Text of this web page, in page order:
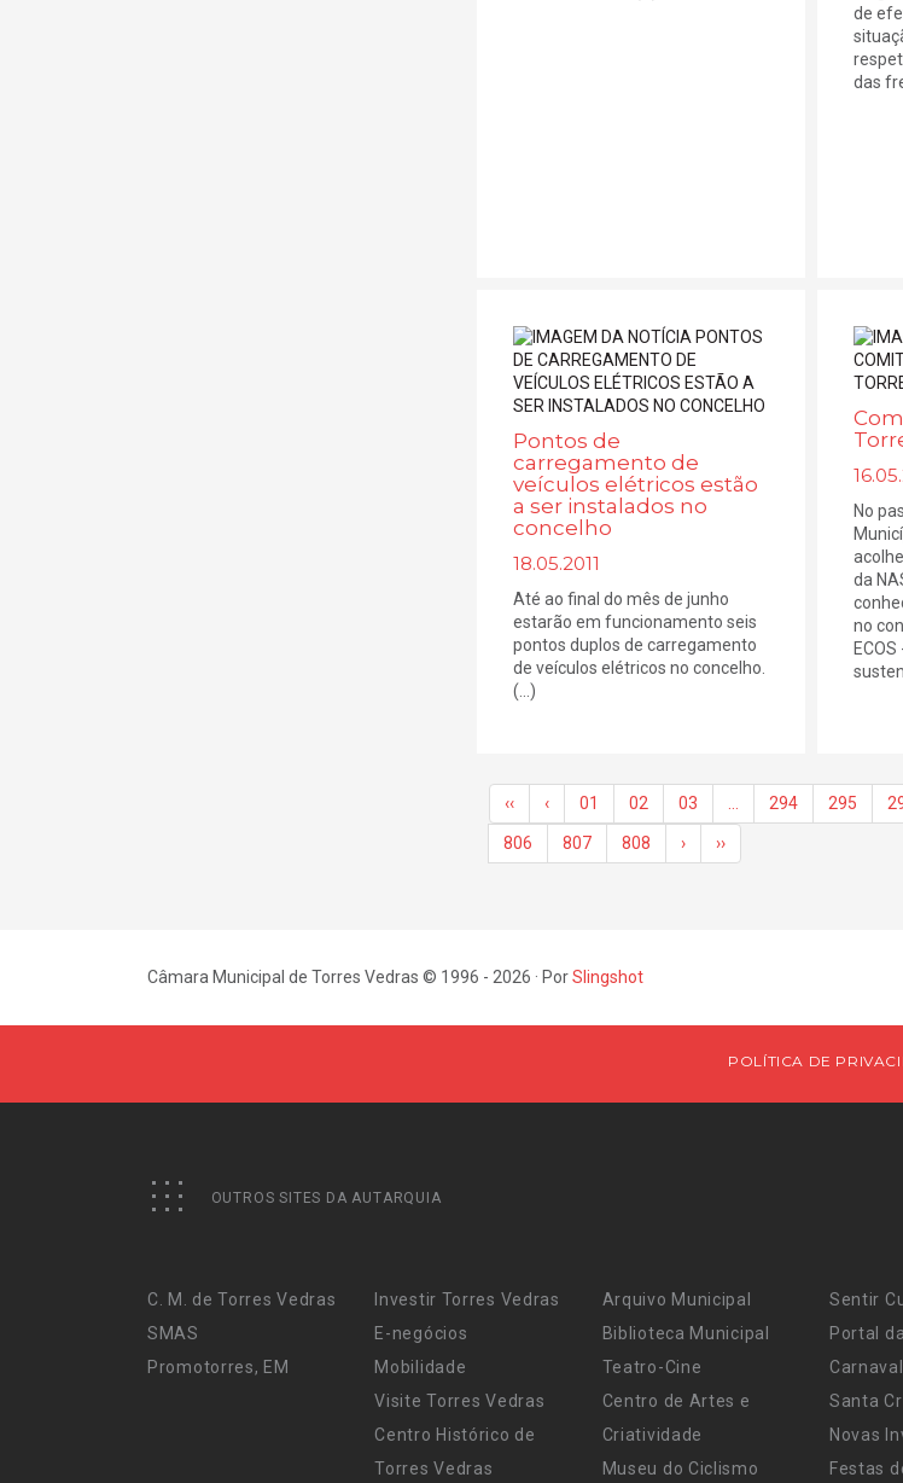
de
das
Pontos de
carregamento de
veículos elétricos estão
a ser instalados no
concelho
18.05.2011
Até ao final do mês de junho
estarão em funcionamento seis
pontos duplos de carregamento
de veículos elétricos no concelho.
(...)
No
da
no
‹‹ ‹ 01 02 03 294 295
806 807 808 › ››
Câmara Municipal de Torres Vedras © 1996 - 2026 · PorSlingshot
POLÍTICA DE
OUTROS SITES DA AUTARQUIA
C. M. de Torres Vedras
SMAS
Promotorres, EM
Investir Torres Vedras
E-negócios
Mobilidade
Visite Torres Vedras
Centro Histórico de
Torres Vedras
Arquivo Municipal
Biblioteca Municipal
Teatro-Cine
Centro de Artes e
Criatividade
Museu do Ciclismo
Sentir
Portal
Santa
Novas
Festas